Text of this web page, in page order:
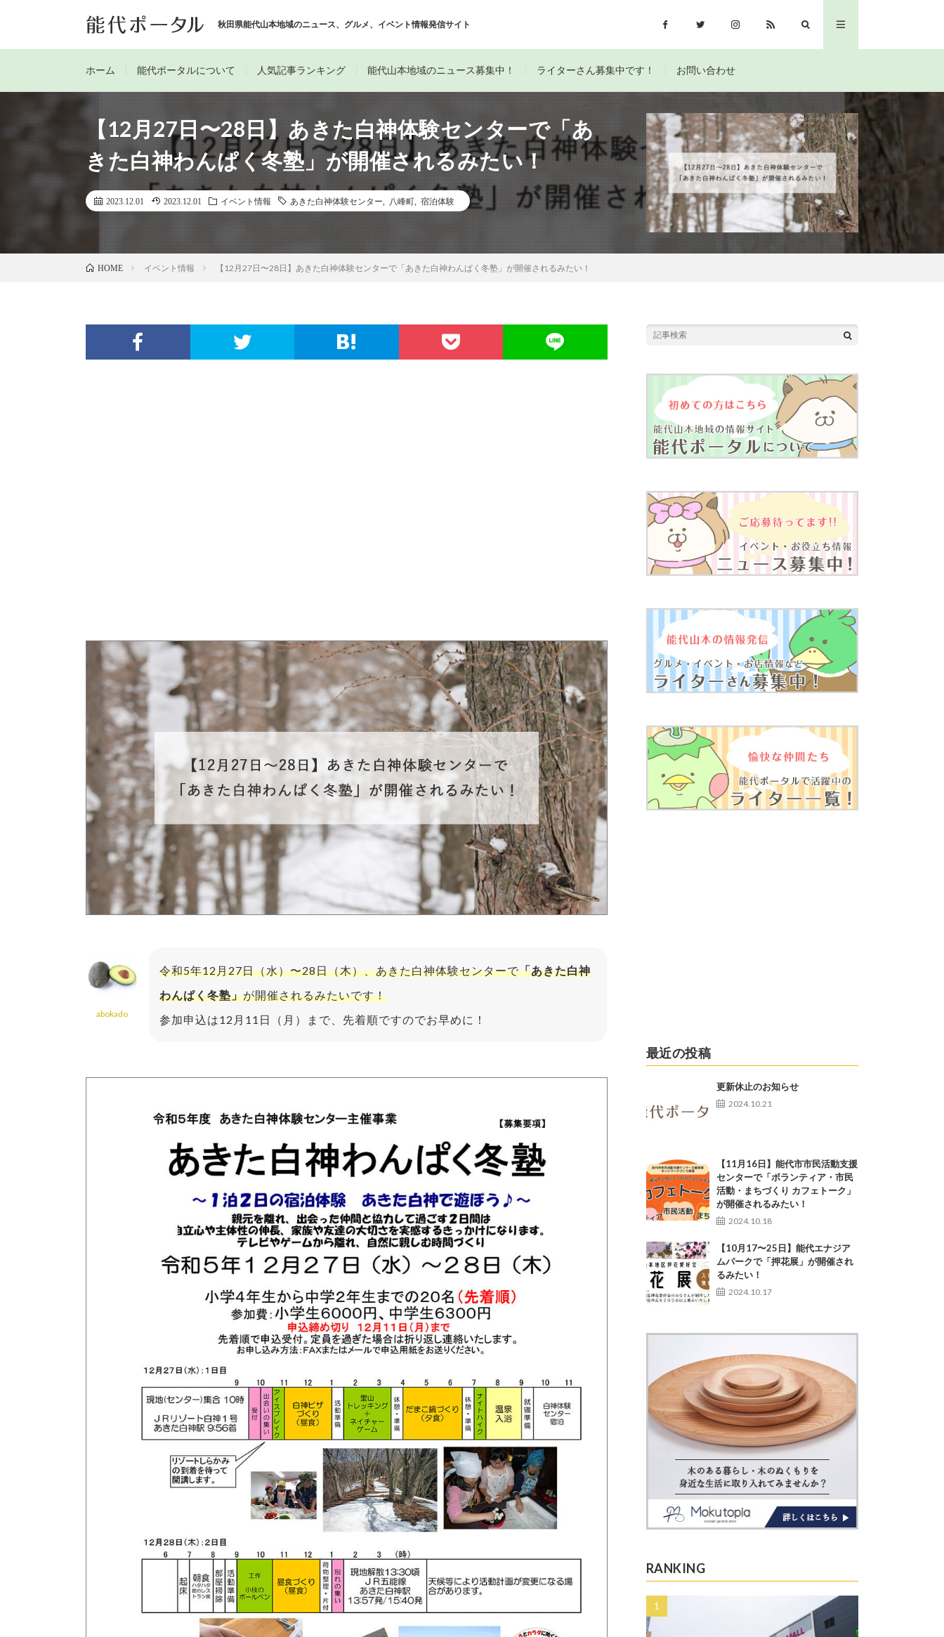
秋田県能代山本地域のニュース、グルメ、イベント情報発信サイト
ホーム 能代ポータルについて 人気記事ランキング 能代山本地域のニュース募集中！ ライターさん募集中です！ お問い合わせ
【12月27日〜28日】あきた白神体験センターで「あ
きた白神わんぱく冬塾」が開催されるみたい！
2023.12.01 2023.12.01 イベント情報 あきた白神体験センター 八峰町 宿泊体験
HOME イベント情報 【12月27日〜28日】あきた白神体験センターで「あきた白神わんぱく冬塾」が開催されるみたい！
abokado
令和5年12月27日（水）〜28日（木）、あきた白神体験センターで「あきた白神
わんぱく冬塾」が開催されるみたいです！
参加申込は12月11日（月）まで、先着順ですのでお早めに！
最近の投稿
更新休止のお知らせ
2024.10.21
【11月16日】能代市市民活動支援
センターで「ボランティア・市民
活動・まちづくり カフェトーク」
が開催されるみたい！
2024.10.18
【10月17〜25日】能代エナジア
ムパークで「押花展」が開催され
るみたい！
2024.10.17
RANKING